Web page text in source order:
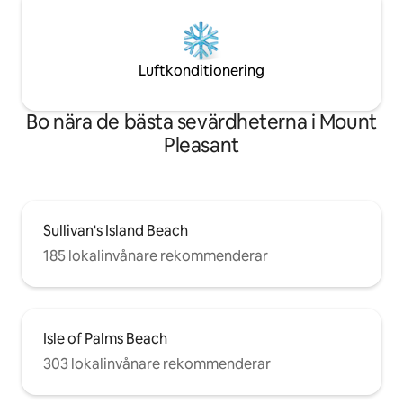
Luftkonditionering
Bo nära de bästa sevärdheterna i Mount
Pleasant
Sullivan's Island Beach
185 lokalinvånare rekommenderar
Isle of Palms Beach
303 lokalinvånare rekommenderar